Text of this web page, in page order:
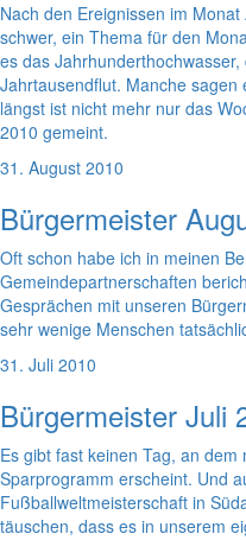
Nach den Ereignissen im
schwer, ein Thema für den
es das
Jahrtausendflut. Manche sagen
längst ist nicht mehr nur das
2010 gemeint.
31. August 2010
Bürgermeister
Oft schon habe ich in meinen
Gemeindepartnerschaften
Gesprächen mit unseren
sehr wenige Menschen
31. Juli 2010
Bürgermeister Juli
Es gibt fast keinen Tag, an
Sparprogramm erscheint. Und
Fußballweltmeisterschaft in
täuschen, dass es in unserem